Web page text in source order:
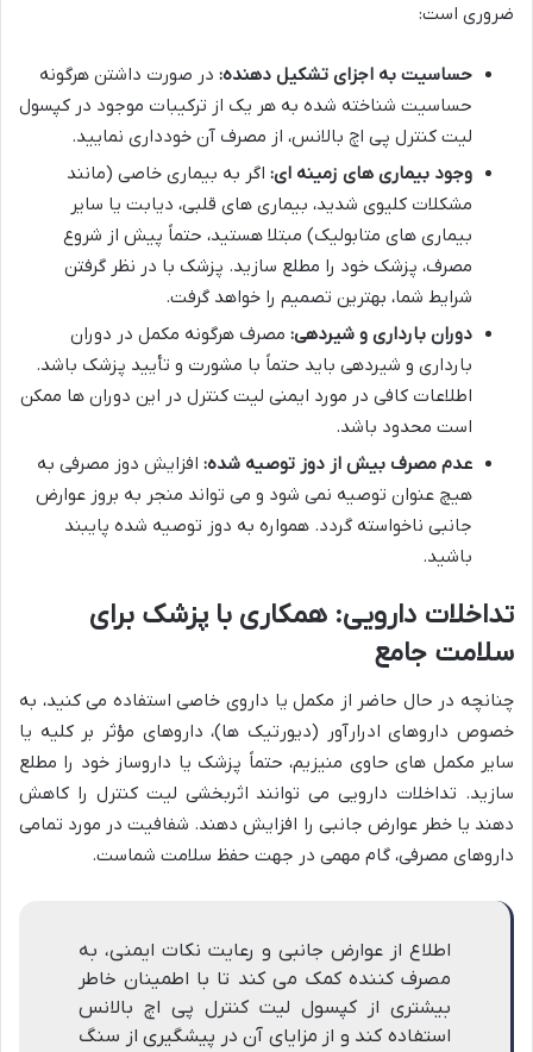
ضروری است:
حساسیت به اجزای تشکیل دهنده: در صورت داشتن هرگونه
حساسیت شناخته شده به هر یک از ترکیبات موجود در کپسول
لیت کنترل پی اچ بالانس، از مصرف آن خودداری نمایید.
وجود بیماری های زمینه ای: اگر به بیماری خاصی (مانند
مشکلات کلیوی شدید، بیماری های قلبی، دیابت یا سایر
بیماری های متابولیک) مبتلا هستید، حتماً پیش از شروع
مصرف، پزشک خود را مطلع سازید. پزشک با در نظر گرفتن
شرایط شما، بهترین تصمیم را خواهد گرفت.
دوران بارداری و شیردهی: مصرف هرگونه مکمل در دوران
بارداری و شیردهی باید حتماً با مشورت و تأیید پزشک باشد.
اطلاعات کافی در مورد ایمنی لیت کنترل در این دوران ها ممکن
است محدود باشد.
عدم مصرف بیش از دوز توصیه شده: افزایش دوز مصرفی به
هیچ عنوان توصیه نمی شود و می تواند منجر به بروز عوارض
جانبی ناخواسته گردد. همواره به دوز توصیه شده پایبند
باشید.
تداخلات دارویی: همکاری با پزشک برای
سلامت جامع
چنانچه در حال حاضر از مکمل یا داروی خاصی استفاده می کنید، به
خصوص داروهای ادرارآور (دیورتیک ها)، داروهای مؤثر بر کلیه یا
سایر مکمل های حاوی منیزیم، حتماً پزشک یا داروساز خود را مطلع
سازید. تداخلات دارویی می توانند اثربخشی لیت کنترل را کاهش
دهند یا خطر عوارض جانبی را افزایش دهند. شفافیت در مورد تمامی
داروهای مصرفی، گام مهمی در جهت حفظ سلامت شماست.
اطلاع از عوارض جانبی و رعایت نکات ایمنی، به
مصرف کننده کمک می کند تا با اطمینان خاطر
بیشتری از کپسول لیت کنترل پی اچ بالانس
استفاده کند و از مزایای آن در پیشگیری از سنگ